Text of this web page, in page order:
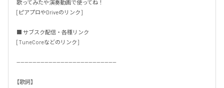
歌ってみたや演奏動画で使ってね！
[ピアプロやDriveのリンク]
■ サブスク配信・各種リンク
[TuneCoreなどのリンク]
--------------------------------------------------
【歌詞】